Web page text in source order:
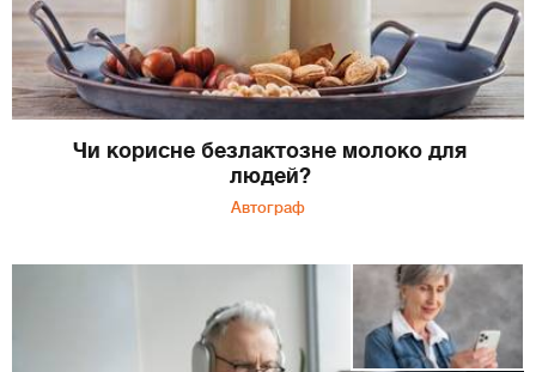
Чи корисне безлактозне молоко для
людей?
Автограф